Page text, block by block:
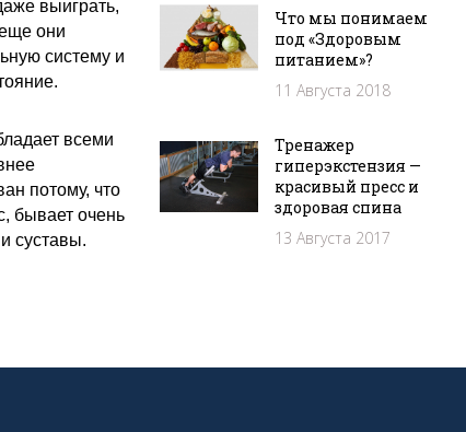
выиграть,
они
систему и
всеми
потому, что
бывает очень
суставы.
Что мы понимаем
под «Здоровым
питанием»?
11 Августа 2018
Тренажер
гиперэкстензия —
красивый пресс и
здоровая спина
13 Августа 2017